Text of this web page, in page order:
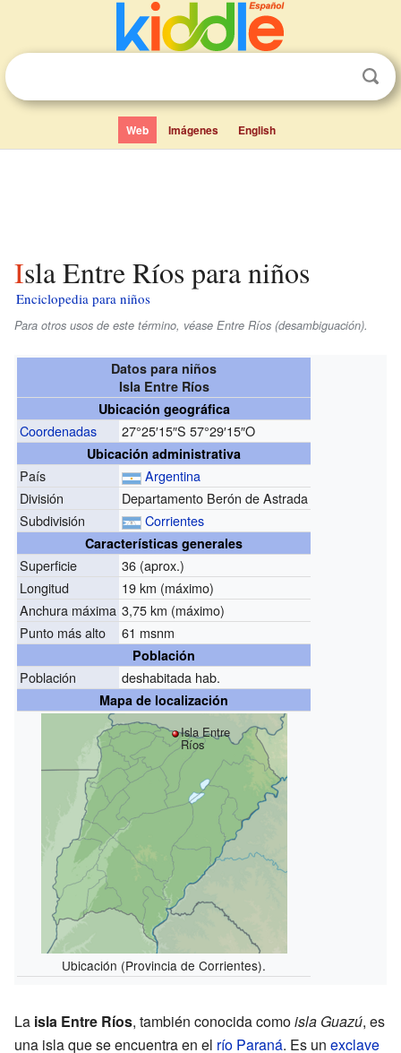
Web Imágenes English
Isla Entre Ríos para niños
Enciclopedia para niños
Para otros usos de este término, véase Entre Ríos (desambiguación).
Datos para niños
Isla Entre Ríos
Ubicación geográfica
Coordenadas 27°25′15″S 57°29′15″O
Ubicación administrativa
País
Argentina
División
Departamento Berón de Astrada
Subdivisión
Corrientes
Características generales
Superficie
36 (aprox.)
Longitud
19 km (máximo)
Anchura máxima 3,75 km (máximo)
Punto más alto
61 msnm
Población
Población deshabitada hab.
Mapa de localización
Isla Entre
Ríos
Ubicación (Provincia de Corrientes).
La isla Entre Ríos, también conocida comoisla Guazú, es
una isla que se encuentra en el río Paraná. Es un exclave